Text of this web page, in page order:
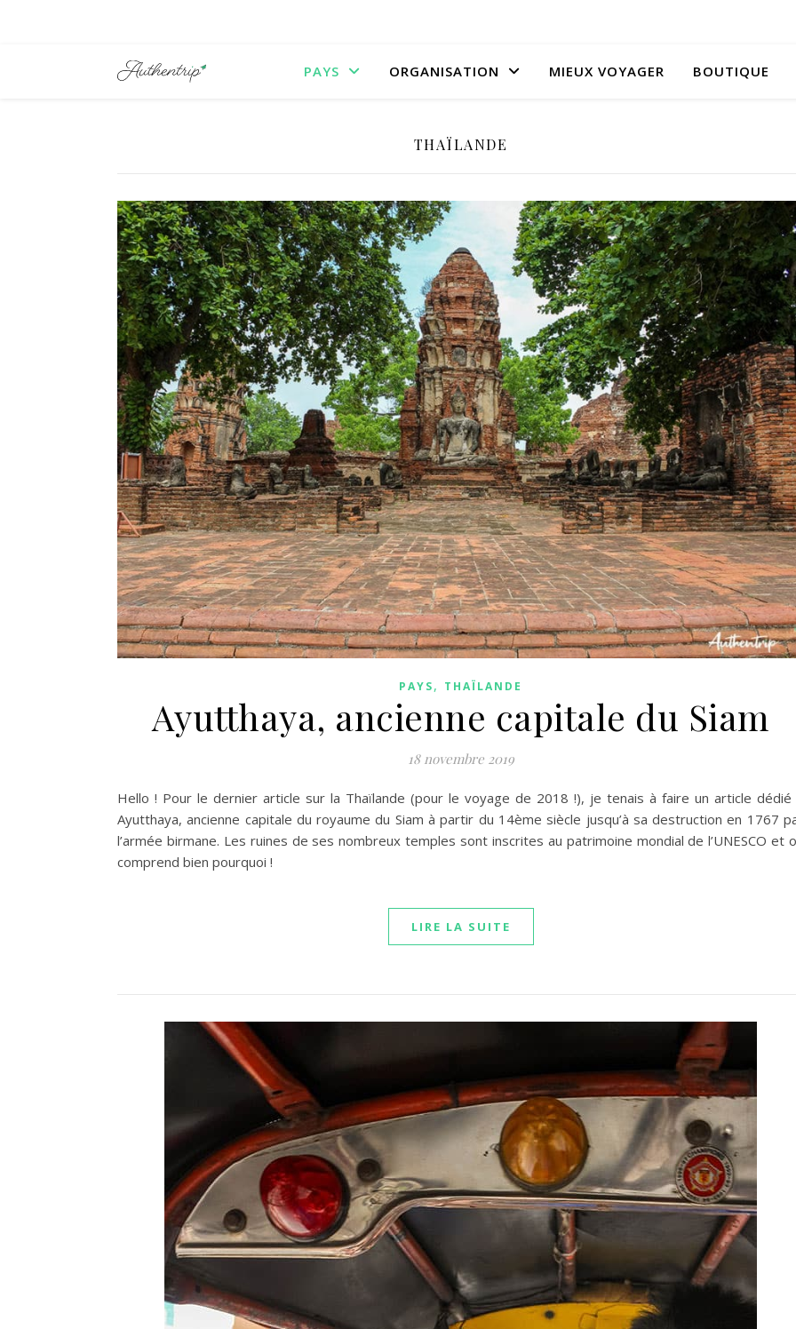
PAYS ORGANISATION MIEUX VOYAGER BOUTIQUE
THAÏLANDE
PAYS, THAÏLANDE
Ayutthaya, ancienne capitale du Siam
18 novembre 2019
Hello ! Pour le dernier article sur la Thaïlande (pour le voyage de 2018 !), je tenais à faire un article dédié
Ayutthaya, ancienne capitale du royaume du Siam à partir du 14ème siècle jusqu’à sa destruction en 1767
l’armée birmane. Les ruines de ses nombreux temples sont inscrites au patrimoine mondial de l’UNESCO et
comprend bien pourquoi !
LIRE LA SUITE